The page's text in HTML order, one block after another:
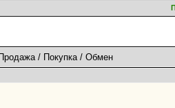
/ Покупка / Обмен